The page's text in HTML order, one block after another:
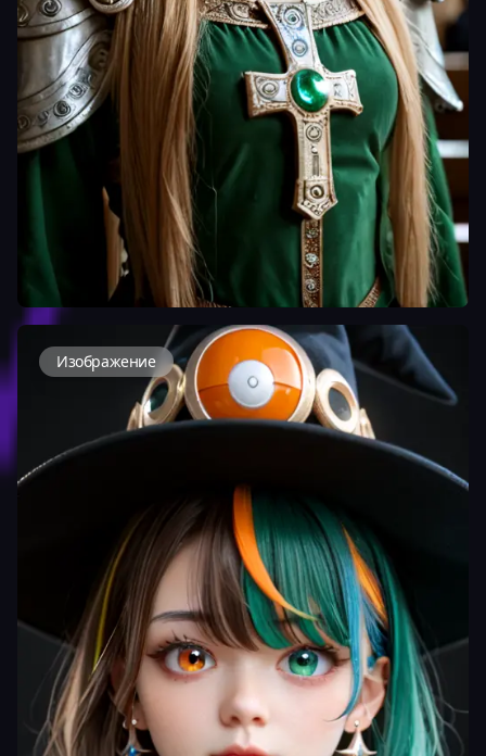
Изображение